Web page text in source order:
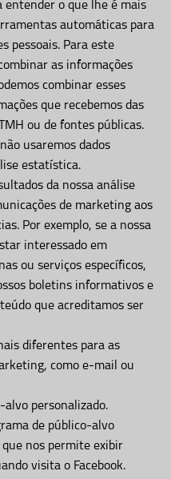
entender o que lhe é mais
automáticas para
pessoais. Para este
as informações
combinar esses
que recebemos das
ou de fontes públicas.
usaremos dados
estatística.
da nossa análise
de marketing aos
Por exemplo, se a nossa
interessado em
ou serviços específicos,
boletins informativos e
que acreditamos ser
diferentes para as
como e-mail ou
personalizado.
de público-alvo
que nos permite exibir
visita o Facebook.